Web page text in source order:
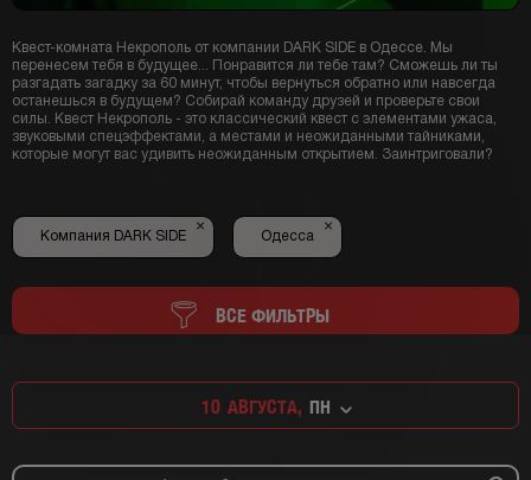
Квест-комната Некрополь от компании DARK SIDE в Одессе. Мы
перенесем тебя в будущее... Понравится ли тебе там? Сможешь ли ты
разгадать загадку за 60 минут, чтобы вернуться обратно или навсегда
останешься в будущем? Собирай команду друзей и проверьте свои
силы. Квест Некрополь - это классический квест с элементами ужаса,
звуковыми спецэффектами, а местами и неожиданными тайниками,
которые могут вас удивить неожиданным открытием. Заинтриговали?
Компания DARK SIDE
×
Одесса
×
ВСЕ ФИЛЬТРЫ
10 АВГУСТА, ПН